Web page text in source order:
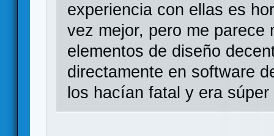
experiencia con ellas es
vez mejor, pero me parece
elementos de diseño
directamente en software
los hacían fatal y era